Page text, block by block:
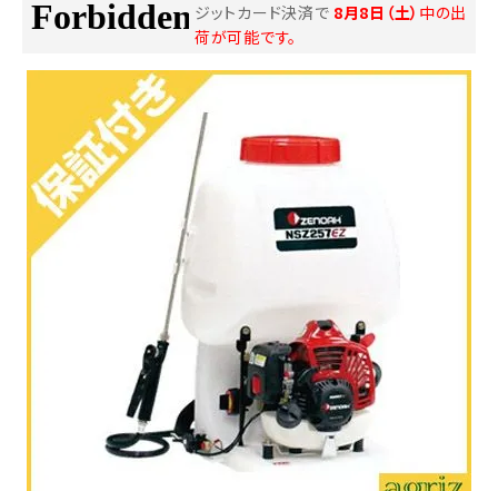
閲覧履歴一覧
農業機械
農業資材
ジットカード決済で 8月8日（土） 中の出
荷が可能です。